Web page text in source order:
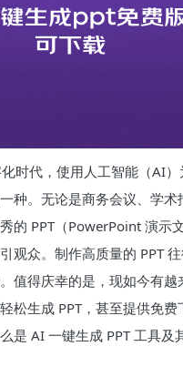
时代，使用人工智能（AI
种。无论是商务会议、学术
的 PPT（PowerPoint 演示
观众。制作高质量的 PPT
值得庆幸的是，现如今有越
松生成 PPT，甚至提供免费
是 AI 一键生成 PPT 工具及